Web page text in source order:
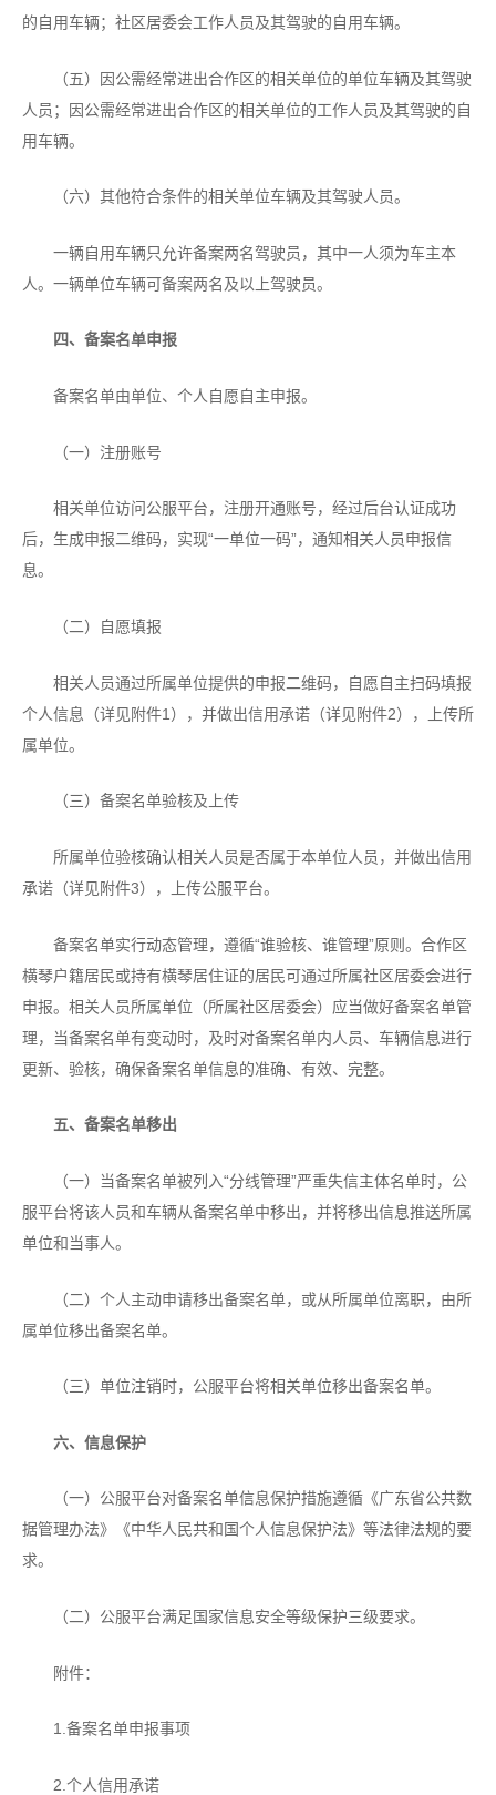
的自用车辆；社区居委会工作人员及其驾驶的自用车辆。
（五）因公需经常进出合作区的相关单位的单位车辆及其驾驶
人员；因公需经常进出合作区的相关单位的工作人员及其驾驶的自
用车辆。
（六）其他符合条件的相关单位车辆及其驾驶人员。
一辆自用车辆只允许备案两名驾驶员，其中一人须为车主本
人。一辆单位车辆可备案两名及以上驾驶员。
四、备案名单申报
备案名单由单位、个人自愿自主申报。
（一）注册账号
相关单位访问公服平台，注册开通账号，经过后台认证成功
后，生成申报二维码，实现“一单位一码”，通知相关人员申报信
息。
（二）自愿填报
相关人员通过所属单位提供的申报二维码，自愿自主扫码填报
个人信息（详见附件1），并做出信用承诺（详见附件2），上传所
属单位。
（三）备案名单验核及上传
所属单位验核确认相关人员是否属于本单位人员，并做出信用
承诺（详见附件3），上传公服平台。
备案名单实行动态管理，遵循“谁验核、谁管理”原则。合作区
横琴户籍居民或持有横琴居住证的居民可通过所属社区居委会进行
申报。相关人员所属单位（所属社区居委会）应当做好备案名单管
理，当备案名单有变动时，及时对备案名单内人员、车辆信息进行
更新、验核，确保备案名单信息的准确、有效、完整。
五、备案名单移出
（一）当备案名单被列入“分线管理”严重失信主体名单时，公
服平台将该人员和车辆从备案名单中移出，并将移出信息推送所属
单位和当事人。
（二）个人主动申请移出备案名单，或从所属单位离职，由所
属单位移出备案名单。
（三）单位注销时，公服平台将相关单位移出备案名单。
六、信息保护
（一）公服平台对备案名单信息保护措施遵循《广东省公共数
据管理办法》《中华人民共和国个人信息保护法》等法律法规的要
求。
（二）公服平台满足国家信息安全等级保护三级要求。
附件：
1.备案名单申报事项
2.个人信用承诺